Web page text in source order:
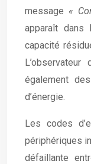
message «
apparaît
capacité
L’observateur
également
d’énergie.
Les codes
périphériques
défaillante